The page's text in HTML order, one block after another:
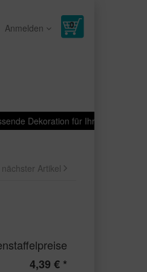
Anmelden
Dekoration für Ihre Produkte -
nächster Artikel
4,39 € *